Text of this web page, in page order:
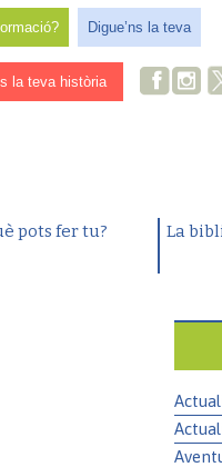
Digue’ns la teva
la teva història
pots fer tu? La